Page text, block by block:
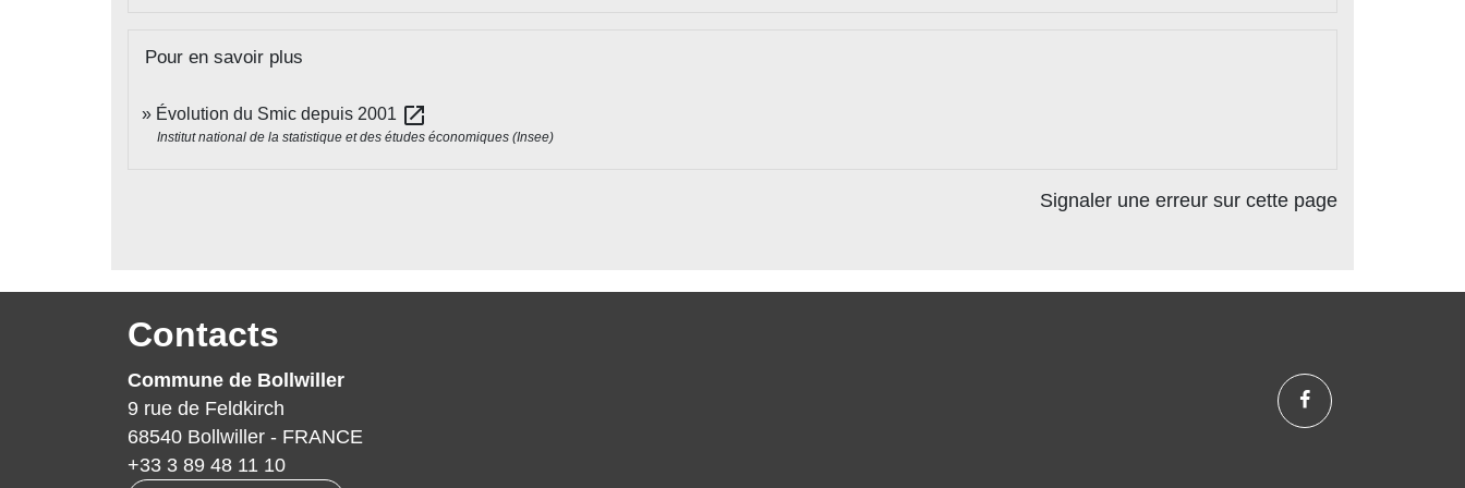
Pour en savoir plus
Évolution du Smic depuis 2001 open_in_new
Institut national de la statistique et des études économiques (Insee)
Signaler une erreur sur cette page
Contacts
Commune de Bollwiller
9 rue de Feldkirch
68540 Bollwiller - FRANCE
+33 3 89 48 11 10